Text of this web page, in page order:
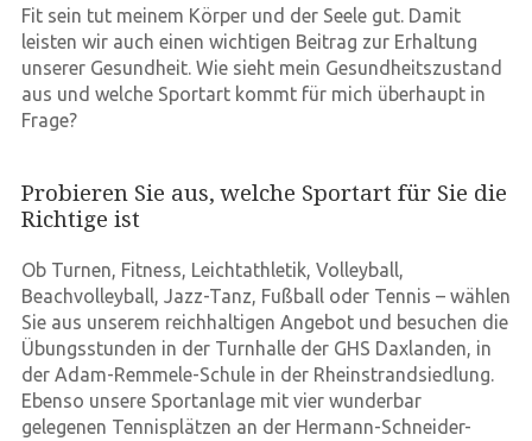
Fit sein tut meinem Körper und der Seele gut. Damit
leisten wir auch einen wichtigen Beitrag zur Erhaltung
unserer Gesundheit. Wie sieht mein Gesundheitszustand
aus und welche Sportart kommt für mich überhaupt in
Frage?
Probieren Sie aus, welche Sportart für Sie die
Richtige ist
Ob Turnen, Fitness, Leichtathletik, Volleyball,
Beachvolleyball, Jazz-Tanz, Fußball oder Tennis – wählen
Sie aus unserem reichhaltigen Angebot und besuchen die
Übungsstunden in der Turnhalle der GHS Daxlanden, in
der Adam-Remmele-Schule in der Rheinstrandsiedlung.
Ebenso unsere Sportanlage mit vier wunderbar
gelegenen Tennisplätzen an der Hermann-Schneider-